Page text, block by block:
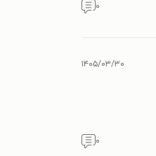
۰
۱۴۰۵/۰۳/۳۰
۰